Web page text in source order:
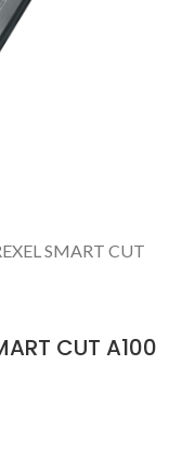
SMART CUT
CUT A100